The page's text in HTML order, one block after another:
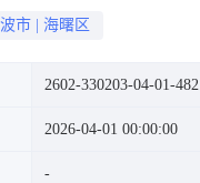
市 海曙区
2602-330203-04-01-
2026-04-01 00:00:00